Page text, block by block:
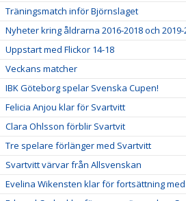
Träningsmatch inför Björnslaget
Nyheter kring åldrarna 2016-2018 och 2019-
Uppstart med Flickor 14-18
Veckans matcher
IBK Göteborg spelar Svenska Cupen!
Felicia Anjou klar för Svartvitt
Clara Ohlsson förblir Svartvit
Tre spelare förlänger med Svartvitt
Svartvitt värvar från Allsvenskan
Evelina Wikensten klar för fortsättning